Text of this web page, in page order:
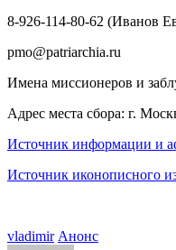
8-926-114-80-62 (Иванов
pmo@patriarchia.ru
Имена миссионеров и
Адрес места сбора: г.
Источник информации и
Источник иконописного
vladimir Анонс